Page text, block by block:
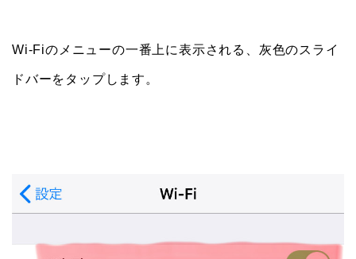
Wi-Fiのメニューの一番上に表示される、灰色のスライ
ドバーをタップします。